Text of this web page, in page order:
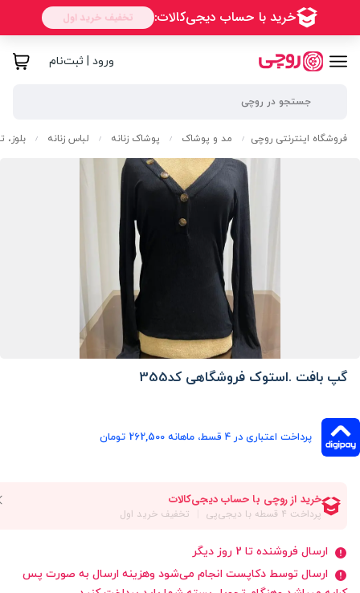
ورود | ثبت‌نام
فروشگاه اینترنتی روچی / مد و پوشاک / پوشاک زنانه / لباس زنانه /
گپ بافت .استوک فروشگاهی کد355
پرداخت اعتباری در ۴ قسط، ماهانه 262,500 تومان
ارسال فروشنده تا 2 روز دیگر
ارسال توسط دکاپست انجام می‌شود وهزینه ارسال به صورت پس